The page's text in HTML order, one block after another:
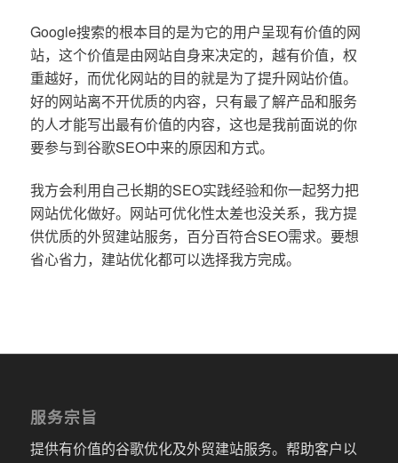
Google搜索的根本目的是为它的用户呈现有价值的网
站，这个价值是由网站自身来决定的，越有价值，权
重越好，而优化网站的目的就是为了提升网站价值。
好的网站离不开优质的内容，只有最了解产品和服务
的人才能写出最有价值的内容，这也是我前面说的你
要参与到谷歌SEO中来的原因和方式。
我方会利用自己长期的SEO实践经验和你一起努力把
网站优化做好。网站可优化性太差也没关系，我方提
供优质的外贸建站服务，百分百符合SEO需求。要想
省心省力，建站优化都可以选择我方完成。
服务宗旨
提供有价值的谷歌优化及外贸建站服务。帮助客户以